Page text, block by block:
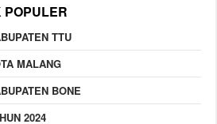
POPULER
TTU
MALANG
BONE
2024